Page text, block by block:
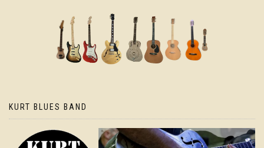
KURT BLUES BAND